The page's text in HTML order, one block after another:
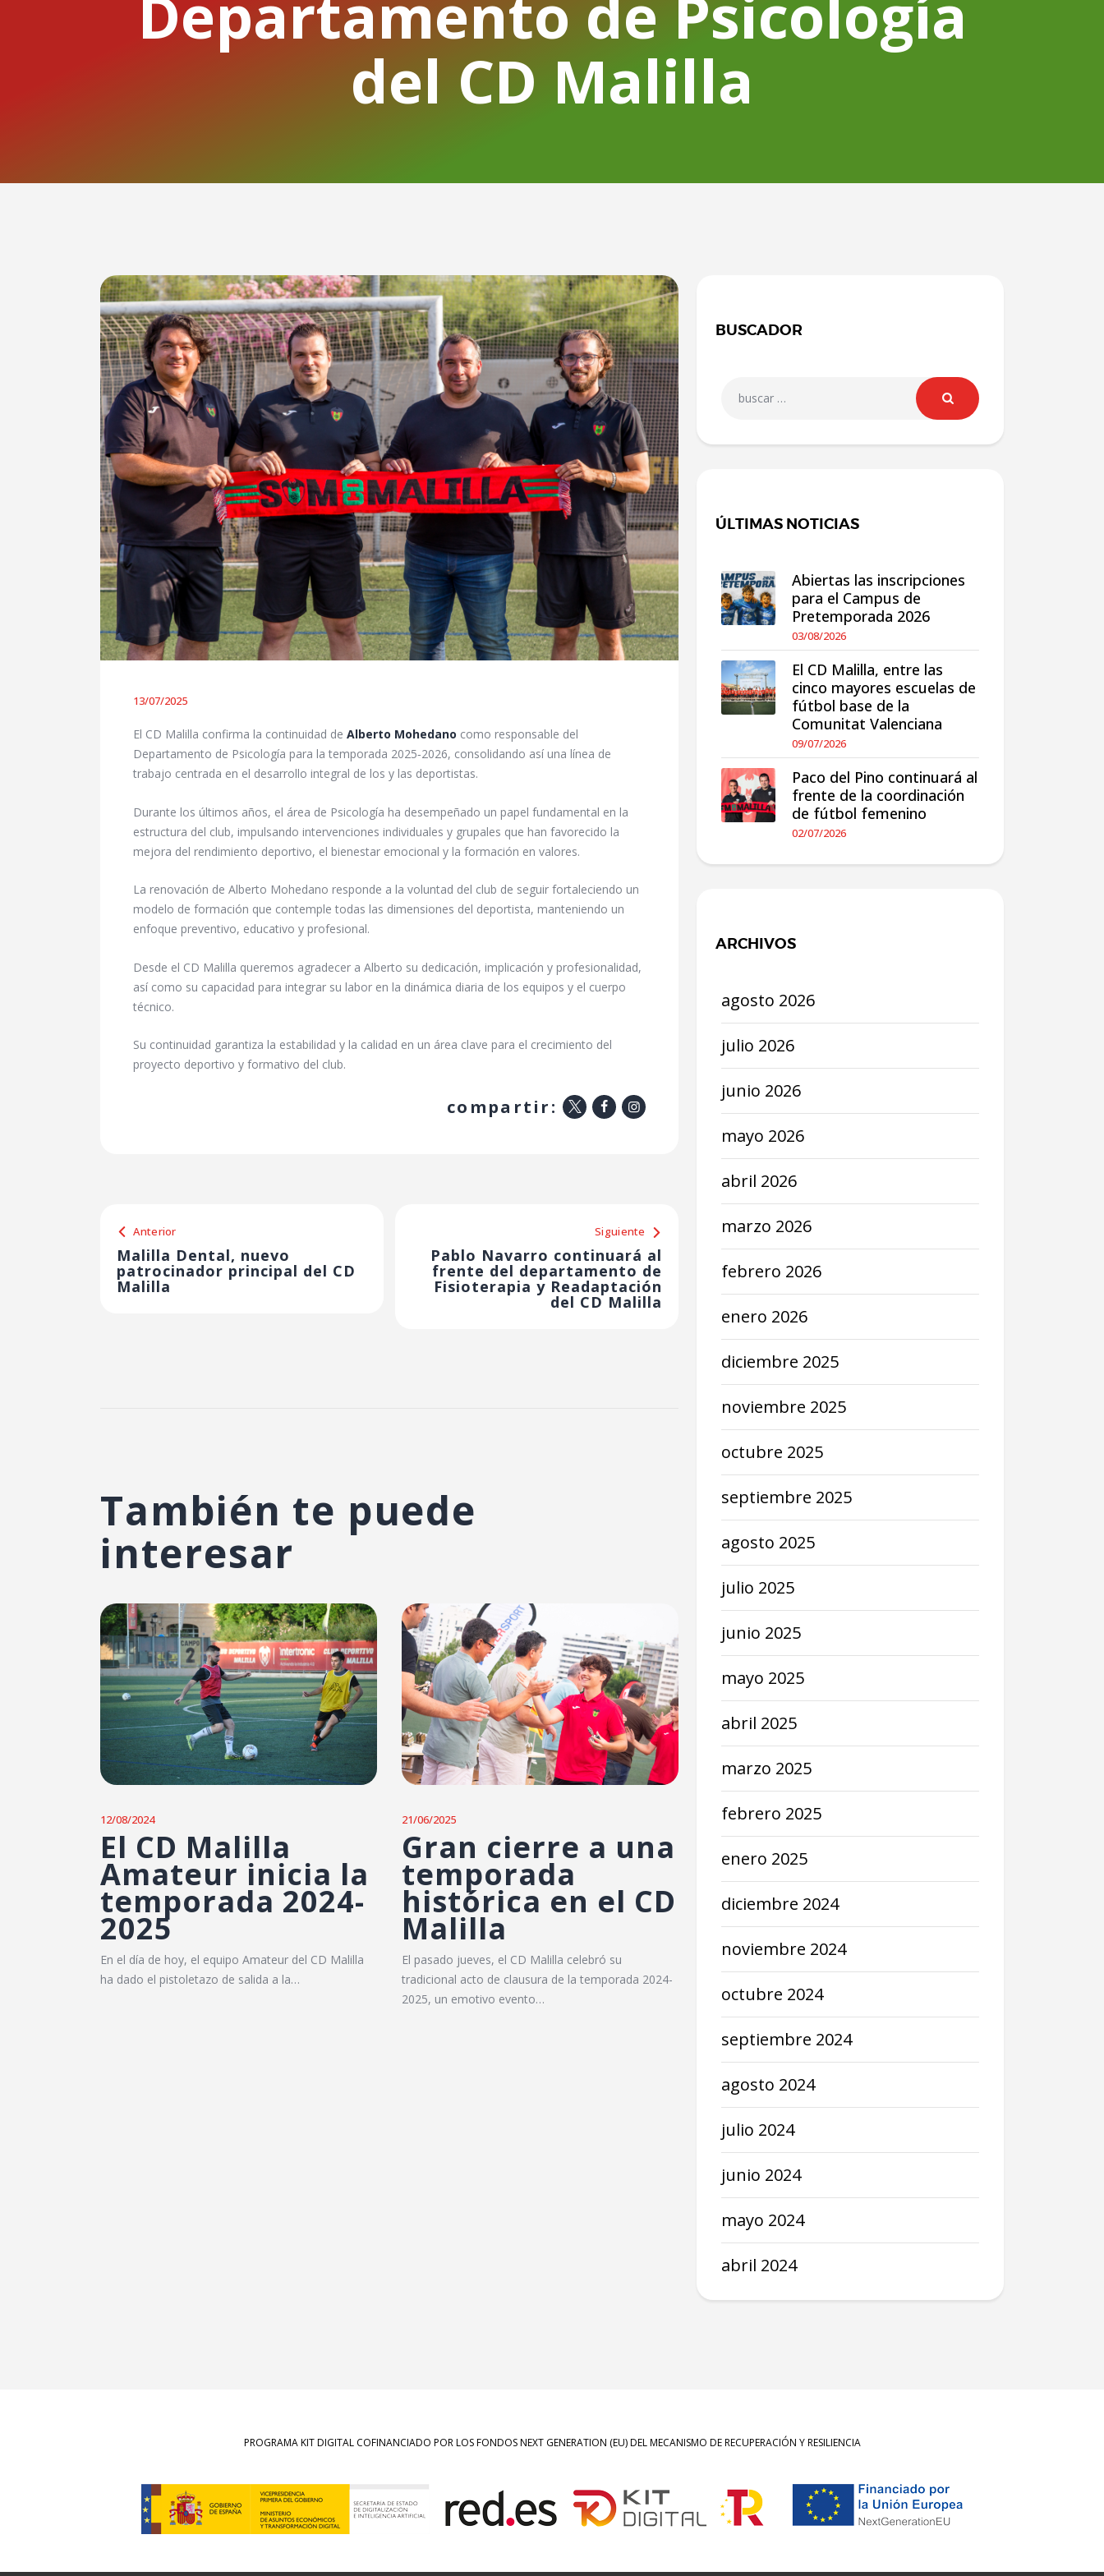
del CD Malilla
13/07/2025
El CD Malilla confirma la continuidad de Alberto Mohedano como responsable del
Departamento de Psicología para la temporada 2025‑2026, consolidando así una línea de
trabajo centrada en el desarrollo integral de los y las deportistas.
Durante los últimos años, el área de Psicología ha desempeñado un papel fundamental en la
estructura del club, impulsando intervenciones individuales y grupales que han favorecido la
mejora del rendimiento deportivo, el bienestar emocional y la formación en valores.
La renovación de Alberto Mohedano responde a la voluntad del club de seguir fortaleciendo un
modelo de formación que contemple todas las dimensiones del deportista, manteniendo un
enfoque preventivo, educativo y profesional.
Desde el CD Malilla queremos agradecer a Alberto su dedicación, implicación y profesionalidad,
así como su capacidad para integrar su labor en la dinámica diaria de los equipos y el cuerpo
técnico.
Su continuidad garantiza la estabilidad y la calidad en un área clave para el crecimiento del
proyecto deportivo y formativo del club.
compartir:
Anterior
Malilla Dental, nuevo
patrocinador principal del CD
Malilla
Siguiente
Pablo Navarro continuará al
frente del departamento de
Fisioterapia y Readaptación
del CD Malilla
También te puede
interesar
12/08/2024
El CD Malilla
Amateur inicia la
temporada 2024-
2025
En el día de hoy, el equipo Amateur del CD Malilla
ha dado el pistoletazo de salida a la…
21/06/2025
Gran cierre a una
temporada
histórica en el CD
Malilla
El pasado jueves, el CD Malilla celebró su
tradicional acto de clausura de la temporada 2024-
2025, un emotivo evento…
BUSCADOR
ÚLTIMAS NOTICIAS
Abiertas las inscripciones
para el Campus de
Pretemporada 2026
03/08/2026
El CD Malilla, entre las
cinco mayores escuelas de
fútbol base de la
Comunitat Valenciana
09/07/2026
Paco del Pino continuará al
frente de la coordinación
de fútbol femenino
02/07/2026
ARCHIVOS
agosto 2026
julio 2026
junio 2026
mayo 2026
abril 2026
marzo 2026
febrero 2026
enero 2026
diciembre 2025
noviembre 2025
octubre 2025
septiembre 2025
agosto 2025
julio 2025
junio 2025
mayo 2025
abril 2025
marzo 2025
febrero 2025
enero 2025
diciembre 2024
noviembre 2024
octubre 2024
septiembre 2024
agosto 2024
julio 2024
junio 2024
mayo 2024
abril 2024
PROGRAMA KIT DIGITAL COFINANCIADO POR LOS FONDOS NEXT GENERATION (EU) DEL MECANISMO DE RECUPERACIÓN Y RESILIENCIA